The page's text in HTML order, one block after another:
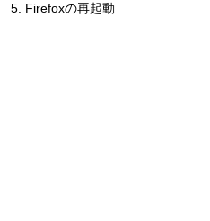
Firefoxの再起動